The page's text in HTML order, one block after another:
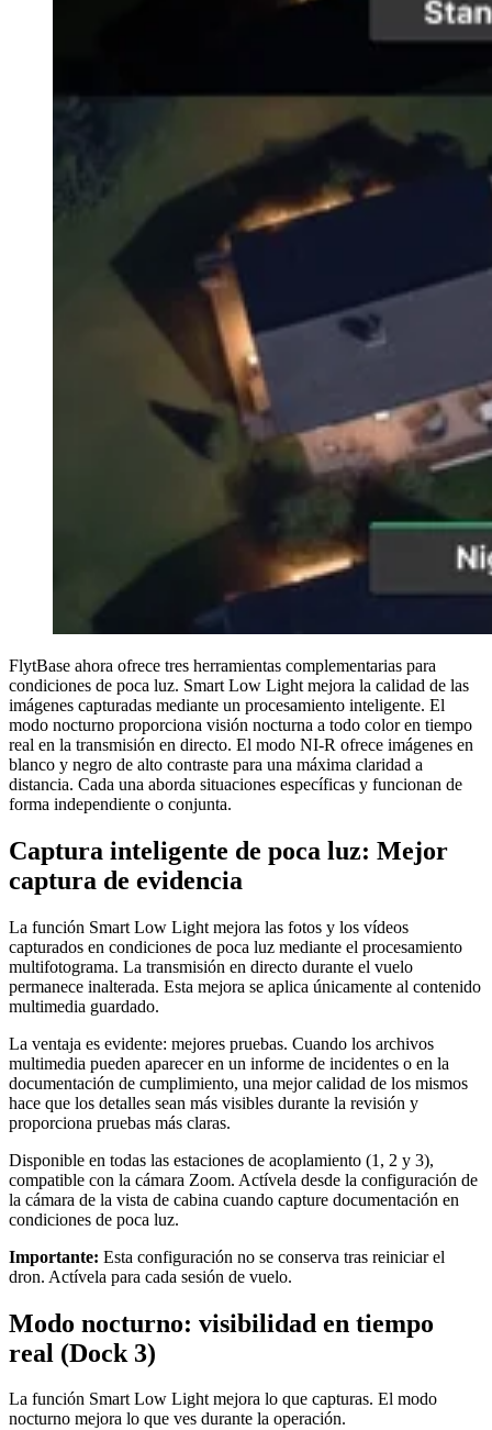
FlytBase ahora ofrece tres herramientas complementarias para
condiciones de poca luz. Smart Low Light mejora la calidad de las
imágenes capturadas mediante un procesamiento inteligente. El
modo nocturno proporciona visión nocturna a todo color en tiempo
real en la transmisión en directo. El modo NI-R ofrece imágenes en
blanco y negro de alto contraste para una máxima claridad a
distancia. Cada una aborda situaciones específicas y funcionan de
forma independiente o conjunta.
Captura inteligente de poca luz: Mejor
captura de evidencia
La función Smart Low Light mejora las fotos y los vídeos
capturados en condiciones de poca luz mediante el procesamiento
multifotograma. La transmisión en directo durante el vuelo
permanece inalterada. Esta mejora se aplica únicamente al contenido
multimedia guardado.
La ventaja es evidente: mejores pruebas. Cuando los archivos
multimedia pueden aparecer en un informe de incidentes o en la
documentación de cumplimiento, una mejor calidad de los mismos
hace que los detalles sean más visibles durante la revisión y
proporciona pruebas más claras.
Disponible en todas las estaciones de acoplamiento (1, 2 y 3),
compatible con la cámara Zoom. Actívela desde la configuración de
la cámara de la vista de cabina cuando capture documentación en
condiciones de poca luz.
Importante: Esta configuración no se conserva tras reiniciar el
dron. Actívela para cada sesión de vuelo.
Modo nocturno: visibilidad en tiempo
real (Dock 3)
La función Smart Low Light mejora lo que capturas. El modo
nocturno mejora lo que ves durante la operación.